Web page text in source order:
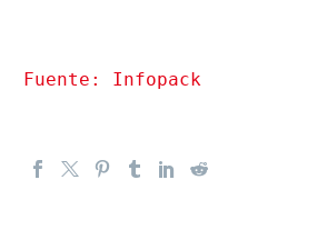
Fuente: Infopack